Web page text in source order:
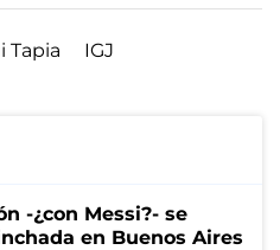
Tapia IGJ
-¿con Messi?- se
en Buenos Aires